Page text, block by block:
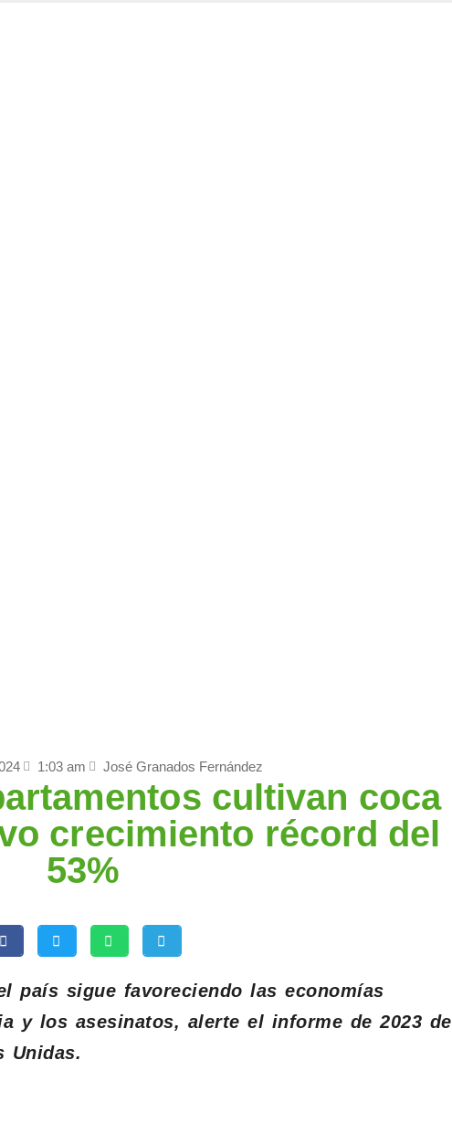
1:03 am José Granados Fernández
cultivan coca
crecimiento récord del
53%
país sigue favoreciendo las economías
y los asesinatos, alerte el informe de 2023 de
Unidas.